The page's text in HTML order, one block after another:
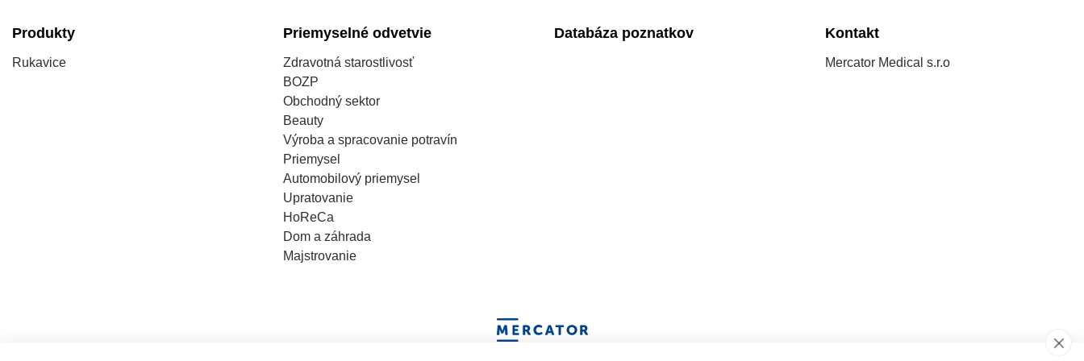
Produkty
Rukavice
Priemyselné odvetvie
Zdravotná starostlivosť
BOZP
Obchodný sektor
Beauty
Výroba a spracovanie potravín
Priemysel
Automobilový priemysel
Upratovanie
HoReCa
Dom a záhrada
Majstrovanie
Databáza poznatkov Kontakt
Mercator Medical s.r.o